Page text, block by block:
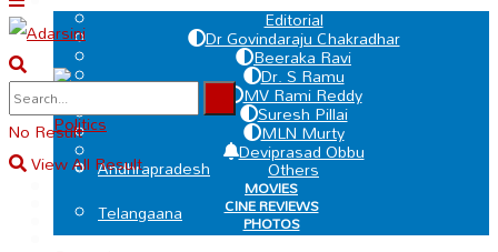
Editorial
Dr Govindaraju Chakradhar
Beeraka Ravi
Dr. S Ramu
MV Rami Reddy
Suresh Pillai
MLN Murty
Deviprasad Obbu
Others
MOVIES
CINE REVIEWS
PHOTOS
VIDEOS
.
Politics
Andhrapradesh
Telangaana
No Result
View All Result